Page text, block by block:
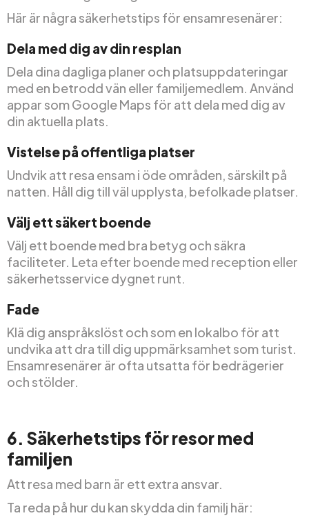
Här är några säkerhetstips för ensamresenärer:
Dela med dig av din resplan
Dela dina dagliga planer och platsuppdateringar
med en betrodd vän eller familjemedlem. Använd
appar som Google Maps för att dela med dig av
din aktuella plats.
Vistelse på offentliga platser
Undvik att resa ensam i öde områden, särskilt på
natten. Håll dig till väl upplysta, befolkade platser.
Välj ett säkert boende
Välj ett boende med bra betyg och säkra
faciliteter. Leta efter boende med reception eller
säkerhetsservice dygnet runt.
Fade
Klä dig anspråkslöst och som en lokalbo för att
undvika att dra till dig uppmärksamhet som turist.
Ensamresenärer är ofta utsatta för bedrägerier
och stölder.
6. Säkerhetstips för resor med
familjen
Att resa med barn är ett extra ansvar.
Ta reda på hur du kan skydda din familj här: